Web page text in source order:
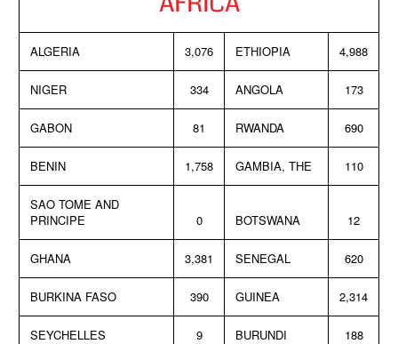
ALGERIA 3,076 ETHIOPIA 4,988
NIGER 334 ANGOLA 173
GABON 81 RWANDA 690
BENIN 1,758 GAMBIA, THE 110
SAO TOME AND
PRINCIPE
0 BOTSWANA 12
GHANA 3,381 SENEGAL 620
BURKINA FASO 390 GUINEA 2,314
SEYCHELLES 9 BURUNDI 188